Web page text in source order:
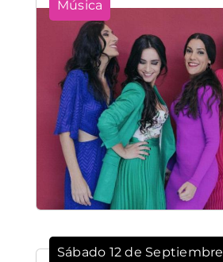
Música
Sábado 12 de Septiembre